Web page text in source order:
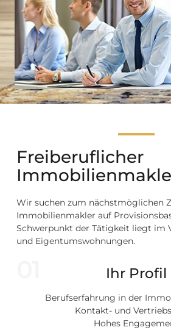
Freiberuflicher
Wir suchen zum nächstmöglichen
Immobilienmakler auf
Schwerpunkt der Tätigkeit liegt im
und Eigentumswohnungen.
Ihr Profil
Berufserfahrung in der
Kontakt- und
Hohes